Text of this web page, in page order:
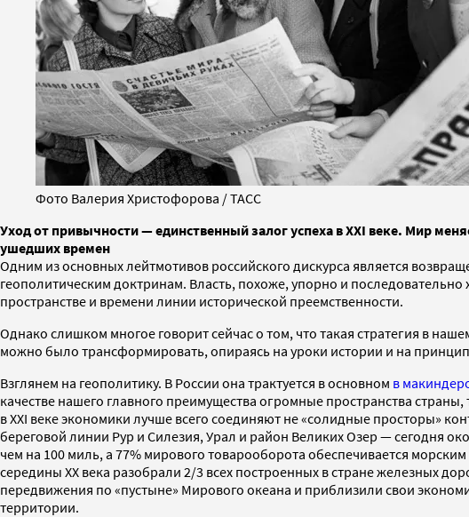
Фото Валерия Христофорова / ТАСС
Уход от привычности — единственный залог успеха в XXI веке. Мир
ушедших времен
Одним из основных лейтмотивов российского дискурса является
геополитическим доктринам. Власть, похоже, упорно и
пространстве и времени линии исторической преемственности.
Однако слишком многое говорит сейчас о том, что такая стратегия в
можно было трансформировать, опираясь на уроки истории и на
Взглянем на геополитику. В России она трактуется в основном в
качестве нашего главного преимущества огромные пространства
в XXI веке экономики лучше всего соединяют не «солидные просторы»
береговой линии Рур и Силезия, Урал и район Великих Озер — сегодня
чем на 100 миль, а 77% мирового товарооборота обеспечивается
середины ХХ века разобрали 2/3 всех построенных в стране железных
передвижения по «пустыне» Мирового океана и приблизили свои
территории.